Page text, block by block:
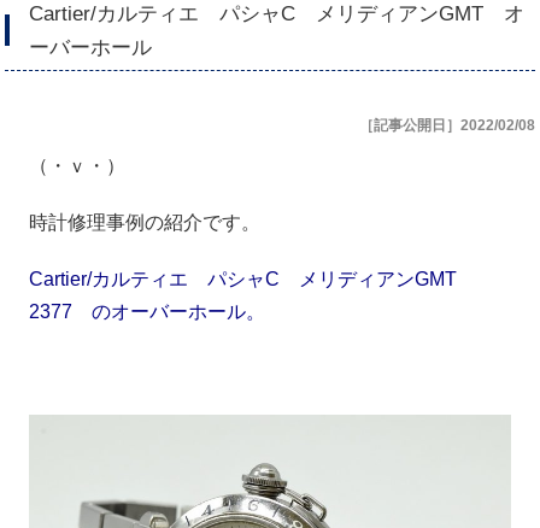
Cartier/カルティエ パシャC メリディアンGMT オ
ーバーホール
［記事公開日］2022/02/08
（・ｖ・）
時計修理事例の紹介です。
Cartier/カルティエ パシャC メリディアンGMT
2377 のオーバーホール。